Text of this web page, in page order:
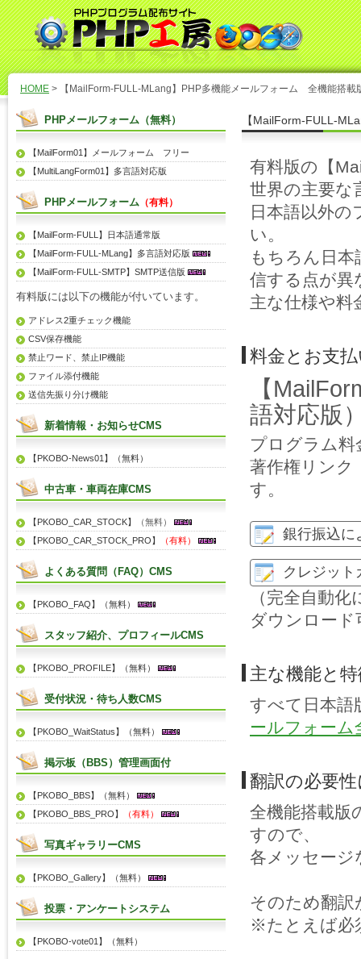
HOME > 【MailForm-FULL-MLang】PHP多機能メールフォーム 全機能搭載
【MailForm-FULL-
有料版の【
世界の主要な
日本語以外
い。
もちろん日
信する点が異
主な仕様や料
料金とお支
【
語対応版
プログラム
著作権リンク
す。
銀行振込に
クレジット
（完全自動
ダウンロード
主な機能と
すべて日本語
ールフォーム
翻訳の必要
全機能搭載版
すので、
各メッセージ
そのため翻
※たとえば必
PHPメールフォーム（無料）
【MailForm01】メールフォーム フリー
【MultiLangForm01】多言語対応版
PHPメールフォーム （有料）
【MailForm-FULL】日本語通常版
【MailForm-FULL-MLang】多言語対応版
【MailForm-FULL-SMTP】SMTP送信版
有料版には以下の機能が付いています。
アドレス2重チェック機能
CSV保存機能
禁止ワード、禁止IP機能
ファイル添付機能
送信先振り分け機能
新着情報・お知らせCMS
【PKOBO-News01】（無料）
中古車・車両在庫CMS
【PKOBO_CAR_STOCK】
（無料）
【PKOBO_CAR_STOCK_PRO】
（有料）
よくある質問（FAQ）CMS
【PKOBO_FAQ】（無料）
スタッフ紹介、プロフィールCMS
【PKOBO_PROFILE】（無料）
受付状況・待ち人数CMS
【PKOBO_WaitStatus】（無料）
掲示板（BBS）管理画面付
【PKOBO_BBS】（無料）
【PKOBO_BBS_PRO】
（有料）
写真ギャラリーCMS
【PKOBO_Gallery】（無料）
投票・アンケートシステム
【PKOBO-vote01】（無料）